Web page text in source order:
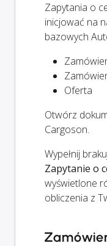
Zapytania o
inicjować na
bazowych
Oferta
Otwórz
Cargoson.
Wypełnij
Zapytanie o
wyświetlone
obliczenia z